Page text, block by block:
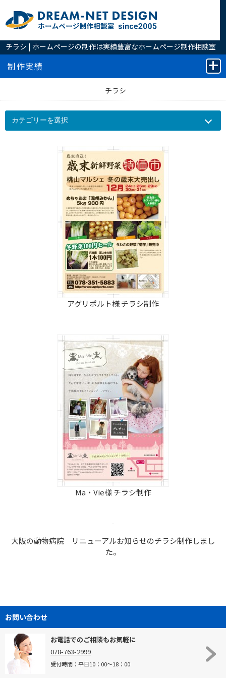
チラシ | ホームページの制作は実績豊富なホームページ制作相談室
制作実績
チラシ
アグリポルト様 チラシ制作
Ma・Vie様 チラシ制作
大阪の動物病院 リニューアルお知らせのチラシ制作しまし
た。
お問い合わせ
お電話でのご相談もお気軽に
078-763-2999
受付時間：平日10：00～18：00